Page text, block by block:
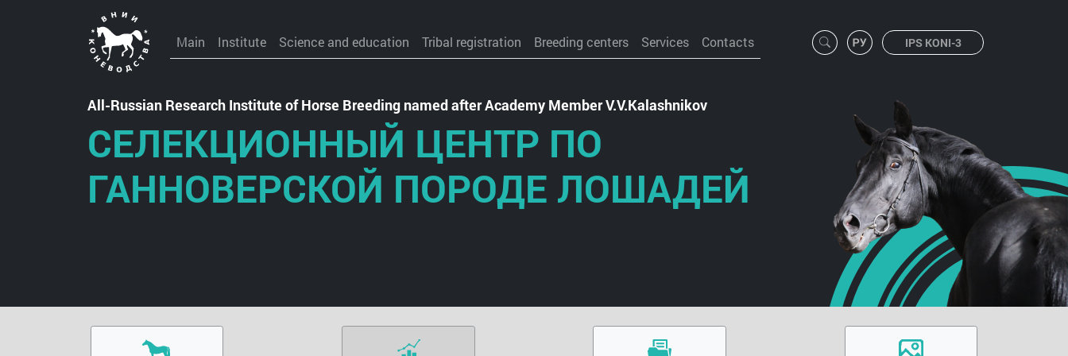
Main Institute Science and education Tribal registration Breeding centers Services Contacts IPS KONI-3
All-Russian Research Institute of Horse Breeding named after Academy Member V.V.Kalashnikov
СЕЛЕКЦИОННЫЙ ЦЕНТР ПО
ГАННОВЕРСКОЙ ПОРОДЕ ЛОШАДЕЙ